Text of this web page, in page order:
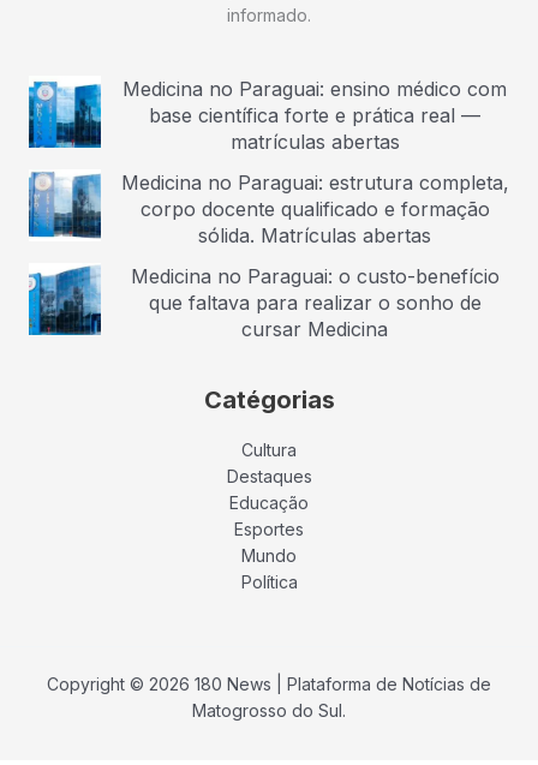
informado.
Medicina no Paraguai: ensino médico com
base científica forte e prática real —
matrículas abertas
Medicina no Paraguai: estrutura completa,
corpo docente qualificado e formação
sólida. Matrículas abertas
Medicina no Paraguai: o custo-benefício
que faltava para realizar o sonho de
cursar Medicina
Catégorias
Cultura
Destaques
Educação
Esportes
Mundo
Política
Copyright © 2026 180 News | Plataforma de Notícias de
Matogrosso do Sul.